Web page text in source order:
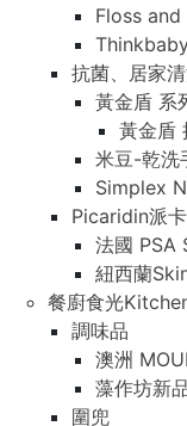
Floss and
抗菌、居家
黃金盾 系
黃金盾
米豆-乾洗
Simplex
Picaridin派
法國 PSA
紐西蘭
餐廚食光
調味品
澳洲
藻作坊新
圍兜